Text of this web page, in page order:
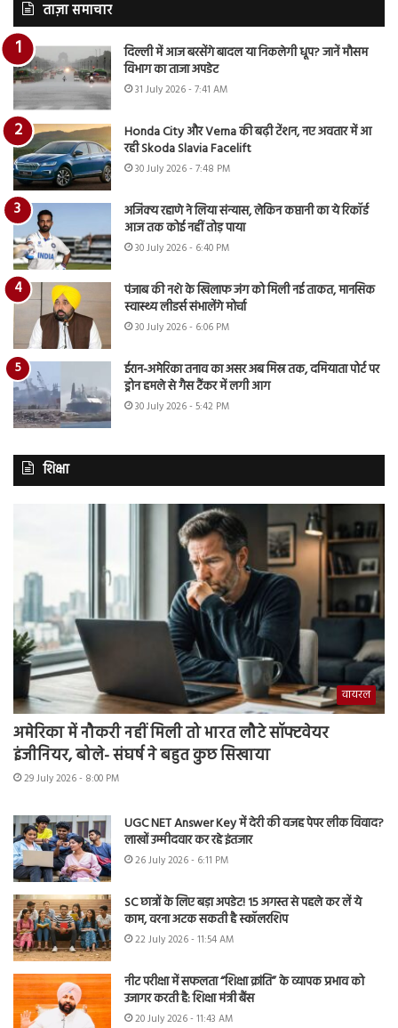
ताज़ा समाचार
दिल्ली में आज बरसेंगे बादल या निकलेगी धूप? जानें मौसम
विभाग का ताजा अपडेट
31 July 2026 - 7:41 AM
Honda City और Verna की बढ़ी टेंशन, नए अवतार में आ
रही Skoda Slavia Facelift
30 July 2026 - 7:48 PM
अजिंक्य रहाणे ने लिया संन्यास, लेकिन कप्तानी का ये रिकॉर्ड
आज तक कोई नहीं तोड़ पाया
30 July 2026 - 6:40 PM
पंजाब की नशे के खिलाफ जंग को मिली नई ताकत, मानसिक
स्वास्थ्य लीडर्स संभालेंगे मोर्चा
30 July 2026 - 6:06 PM
ईरान-अमेरिका तनाव का असर अब मिस्र तक, दमियाता पोर्ट पर
ड्रोन हमले से गैस टैंकर में लगी आग
30 July 2026 - 5:42 PM
शिक्षा
वायरल
अमेरिका में नौकरी नहीं मिली तो भारत लौटे सॉफ्टवेयर
इंजीनियर, बोले- संघर्ष ने बहुत कुछ सिखाया
29 July 2026 - 8:00 PM
UGC NET Answer Key में देरी की वजह पेपर लीक विवाद?
लाखों उम्मीदवार कर रहे इंतजार
26 July 2026 - 6:11 PM
SC छात्रों के लिए बड़ा अपडेट! 15 अगस्त से पहले कर लें ये
काम, वरना अटक सकती है स्कॉलरशिप
22 July 2026 - 11:54 AM
नीट परीक्षा में सफलता “शिक्षा क्रांति” के व्यापक प्रभाव को
उजागर करती है: शिक्षा मंत्री बैंस
20 July 2026 - 11:43 AM